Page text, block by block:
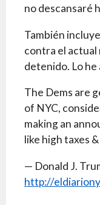
no descansaré
También
contra el actual
detenido. Lo he
The Dems are
of NYC,
making an
like high taxes
— Donald J.
http://